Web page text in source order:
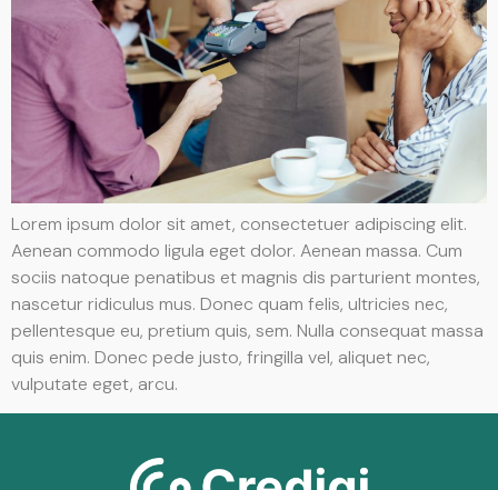
Lorem ipsum dolor sit amet, consectetuer adipiscing elit.
Aenean commodo ligula eget dolor. Aenean massa. Cum
sociis natoque penatibus et magnis dis parturient montes,
nascetur ridiculus mus. Donec quam felis, ultricies nec,
pellentesque eu, pretium quis, sem. Nulla consequat massa
quis enim. Donec pede justo, fringilla vel, aliquet nec,
vulputate eget, arcu.